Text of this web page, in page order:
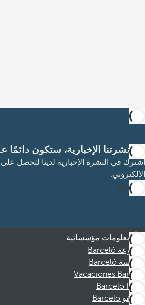
مع نشرتنا الإخبارية، ستكون
اشترك في النشرة الإخبارية لدينا لتحصل
الإلكتروني.
الاشتراك
معلومات مؤسساتية
مجموعة Barceló
مؤسسة Barceló
Vacaciones Barceló
Barceló Films
موظفو Barceló